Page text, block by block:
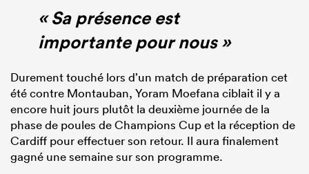
« Sa présence est
importante pour nous »
Durement touché lors d’un match de préparation cet
été contre Montauban, Yoram Moefana ciblait il y a
encore huit jours plutôt la deuxième journée de la
phase de poules de Champions Cup et la réception de
Cardiff pour effectuer son retour. Il aura finalement
gagné une semaine sur son programme.